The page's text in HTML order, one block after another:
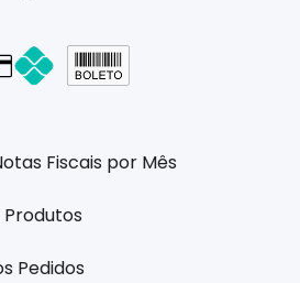
- em até 1x
Fiscais por Mês
Pedidos